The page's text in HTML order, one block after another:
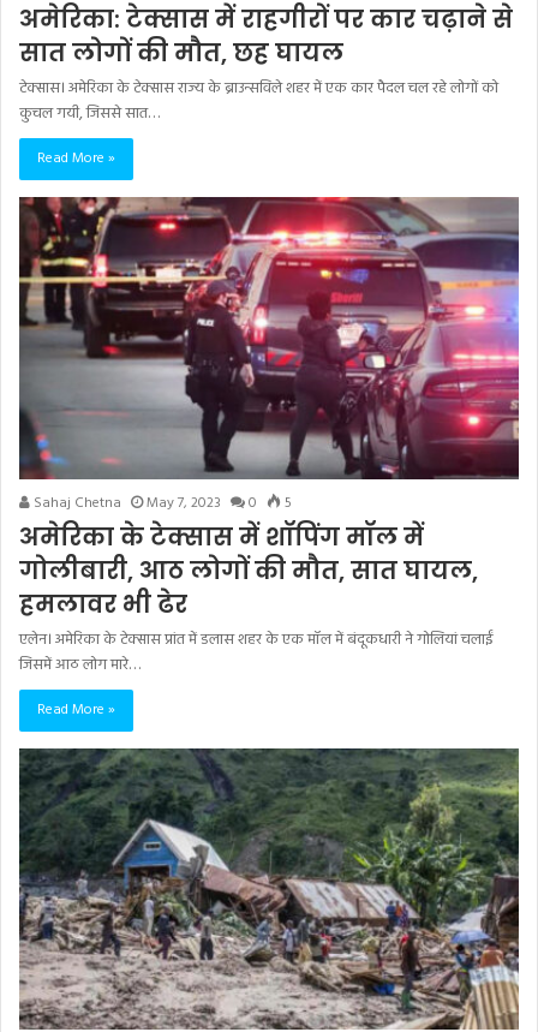
अमेरिका: टेक्सास में राहगीरों पर कार चढ़ाने से
सात लोगों की मौत, छह घायल
टेक्सास। अमेरिका के टेक्सास राज्य के ब्राउन्सविले शहर में एक कार पैदल चल रहे लोगों को
कुचल गयी, जिससे सात…
Read More »
Sahaj Chetna May 7, 2023 0 5
अमेरिका के टेक्सास में शॉपिंग मॉल में
गोलीबारी, आठ लोगों की मौत, सात घायल,
हमलावर भी ढेर
एलेन। अमेरिका के टेक्सास प्रांत में डलास शहर के एक मॉल में बंदूकधारी ने गोलियां चलाईं
जिसमें आठ लोग मारे…
Read More »